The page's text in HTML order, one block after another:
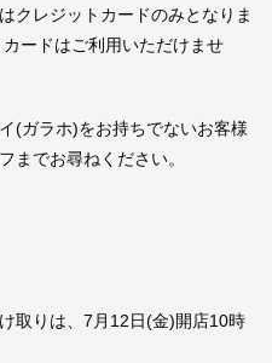
クレジットカードのみとなりま
ードはご利用いただけませ
(ガラホ)をお持ちでないお客様
までお尋ねください。
取りは、7月12日(金)開店10時